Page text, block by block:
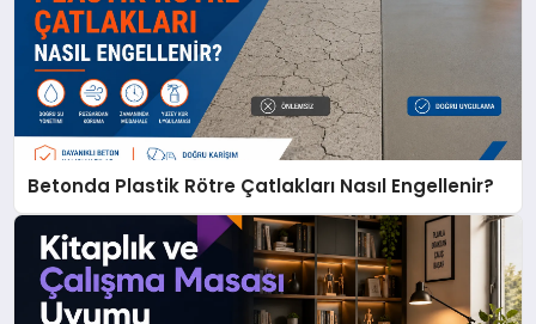
Betonda Plastik Rötre Çatlakları Nasıl Engellenir?